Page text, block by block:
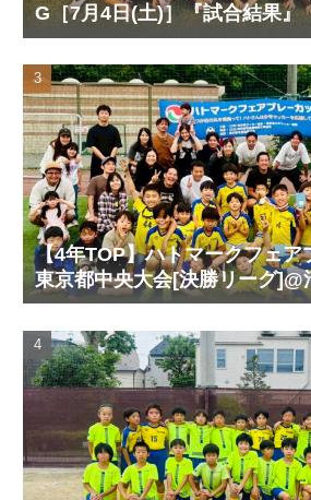
G［7月4日(土)］『試合結果』
ート』『試合動画』
【4年TOP】ハトマークフェア
東京都中央大会[決勝リーグ]@
公園サッカー場G［6月14日(
果』『マッチレポート』『試